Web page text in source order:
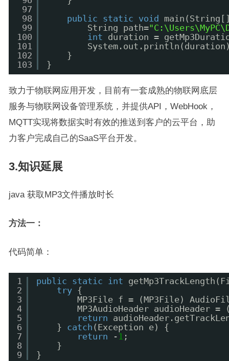
97
98
99
100
101
102
103
public
static void
String path=
int
duration =
}
}
致力于物联网应用开发，目前有一套成熟的物联网底层
服务与物联网设备管理系统，并提供API，WebHook，
MQTT实现将数据实时有效的推送到客户的云平台，助
力客户完成自己的SaaS平台开发。
3.知识延展
java 获取MP3文件播放时长
方法一：
代码简单：
1
2
3
4
5
6
7
8
9
public static int
try {
MP3File f = (MP3File)
MP3AudioHeader audioHeader
return
} catch (Exception e) {
return
- 1 ;
}
}